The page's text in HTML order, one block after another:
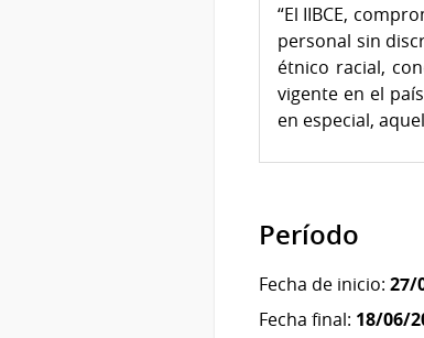
“El IIBCE,
personal sin
étnico racial,
vigente en el
en especial,
Período
Fecha de inicio: 27/
Fecha final: 18/06/